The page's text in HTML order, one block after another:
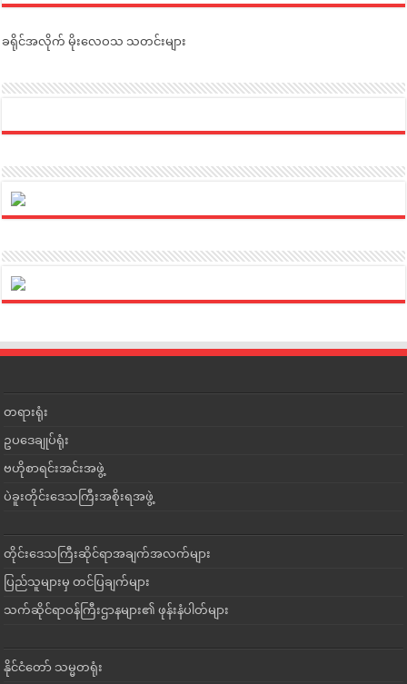
ခရိုင်အလိုက် မိုးလေဝသ သတင်းများ
တရားရုံး
ဥပဒေချုပ်ရုံး
ဗဟိုစာရင်းအင်းအဖွဲ့
ပဲခူးတိုင်းဒေသကြီးအစိုးရအဖွဲ့
တိုင်းဒေသကြီးဆိုင်ရာအချက်အလက်များ
ပြည်သူများမှ တင်ပြချက်များ
သက်ဆိုင်ရာဝန်ကြီးဌာနများ၏ ဖုန်းနံပါတ်များ
နိုင်ငံတော် သမ္မတရုံး